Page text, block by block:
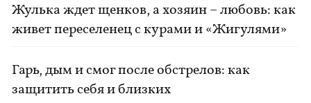
Жулька ждет щенков, а хозяин – любовь: как
живет переселенец с курами и «Жигулями»
Гарь, дым и смог после обстрелов: как
защитить себя и близких